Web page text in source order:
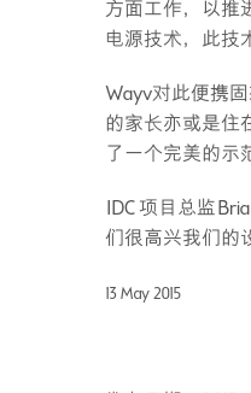
方面工作，以推
电源技术，此技
Wayv对此便携
的家长亦或是住
了一个完美的示
IDC 项目总监
们很高兴我们的
13 May 2015